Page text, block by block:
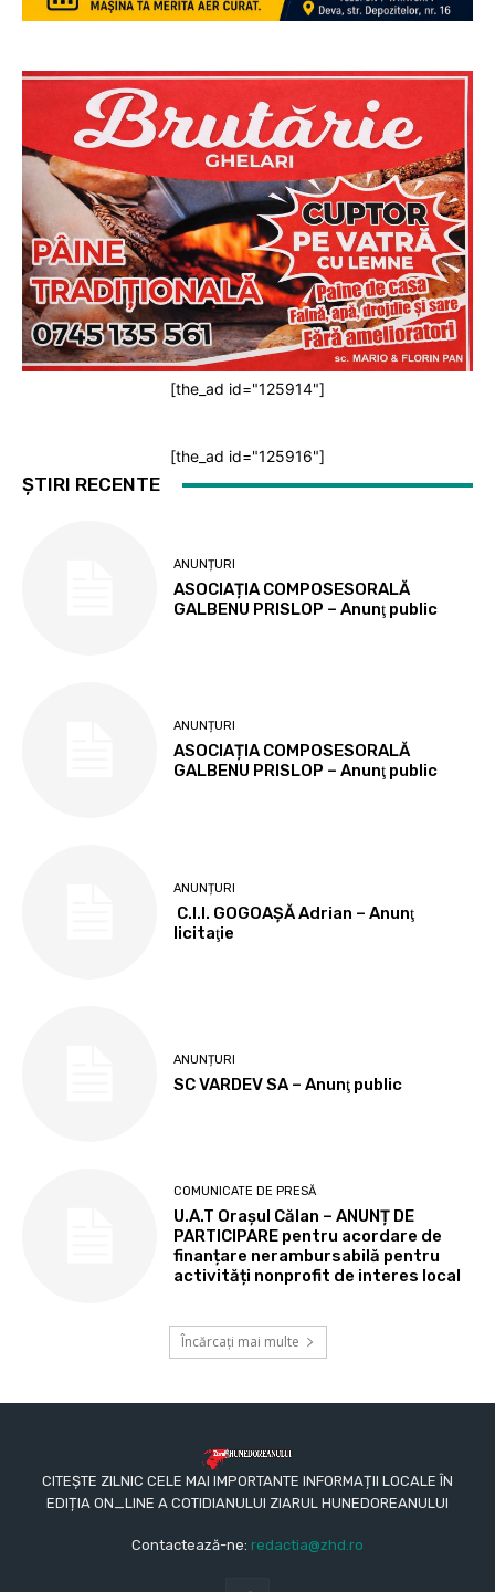
[the_ad id="125914"]
[the_ad id="125916"]
ȘTIRI RECENTE
ANUNȚURI
ASOCIAȚIA COMPOSESORALĂ
GALBENU PRISLOP – Anunţ public
ANUNȚURI
ASOCIAȚIA COMPOSESORALĂ
GALBENU PRISLOP – Anunţ public
ANUNȚURI
C.I.I. GOGOAŞĂ Adrian – Anunţ
licitaţie
ANUNȚURI
SC VARDEV SA – Anunţ public
COMUNICATE DE PRESĂ
U.A.T Orașul Călan – ANUNȚ DE
PARTICIPARE pentru acordare de
finanțare nerambursabilă pentru
activități nonprofit de interes local
Încărcați mai multe
CITEȘTE ZILNIC CELE MAI IMPORTANTE INFORMAȚII LOCALE ÎN
EDIȚIA ON_LINE A COTIDIANULUI ZIARUL HUNEDOREANULUI
Contactează-ne: redactia@zhd.ro